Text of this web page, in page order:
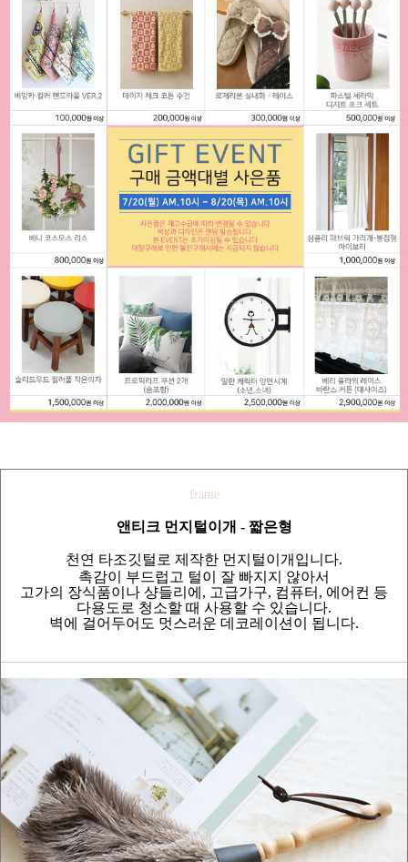
frame
앤티크 먼지털이개 - 짧은형
천연 타조깃털로 제작한 먼지털이개입니다.
촉감이 부드럽고 털이 잘 빠지지 않아서
고가의 장식품이나 샹들리에, 고급가구, 컴퓨터, 에어컨 등
다용도로 청소할 때 사용할 수 있습니다.
벽에 걸어두어도 멋스러운 데코레이션이 됩니다.